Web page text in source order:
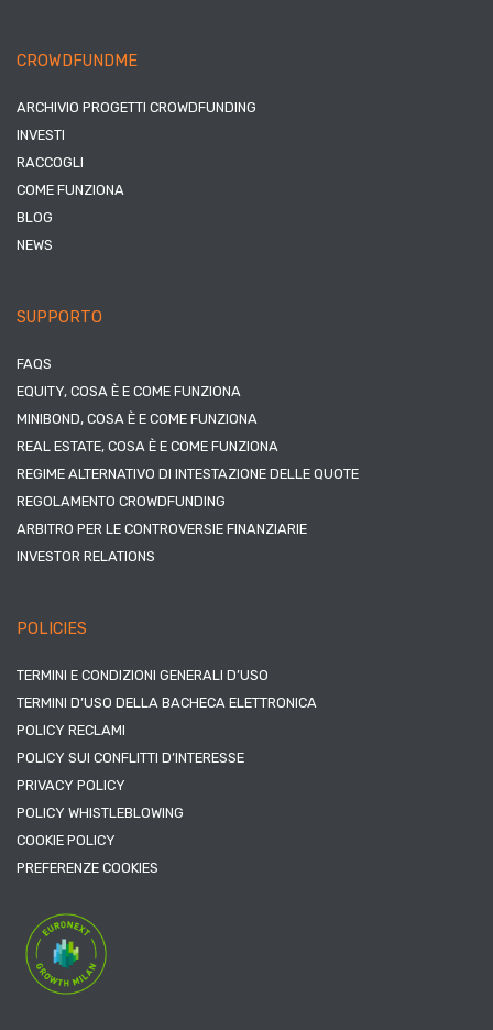
CROWDFUNDME
ARCHIVIO PROGETTI CROWDFUNDING
INVESTI
RACCOGLI
COME FUNZIONA
BLOG
NEWS
SUPPORTO
FAQS
EQUITY, COSA È E COME FUNZIONA
MINIBOND, COSA È E COME FUNZIONA
REAL ESTATE, COSA È E COME FUNZIONA
REGIME ALTERNATIVO DI INTESTAZIONE DELLE QUOTE
REGOLAMENTO CROWDFUNDING
ARBITRO PER LE CONTROVERSIE FINANZIARIE
INVESTOR RELATIONS
POLICIES
TERMINI E CONDIZIONI GENERALI D’USO
TERMINI D’USO DELLA BACHECA ELETTRONICA
POLICY RECLAMI
POLICY SUI CONFLITTI D’INTERESSE
PRIVACY POLICY
POLICY WHISTLEBLOWING
COOKIE POLICY
PREFERENZE COOKIES